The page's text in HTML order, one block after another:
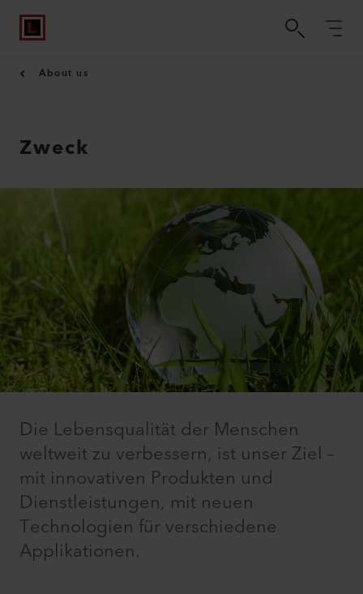
About us
Zweck
Die Lebensqualität der Menschen
weltweit zu verbessern, ist unser Ziel –
mit innovativen Produkten und
Dienstleistungen, mit neuen
Technologien für verschiedene
Applikationen.